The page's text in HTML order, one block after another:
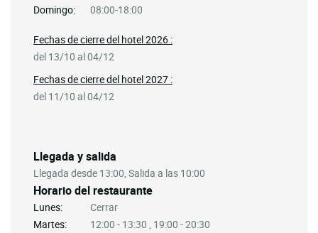
Domingo:
08:00-18:00
Llegada y salida
Llegada desde 13:00, Salida a las 10:00
Horario del restaurante
Lunes:
Cerrar
Martes:
12:00 - 13:30 , 19:00 - 20:30
Fechas de cierre del hotel 2026 :
del 13/10 al 04/12
Fechas de cierre del hotel 2027 :
del 11/10 al 04/12